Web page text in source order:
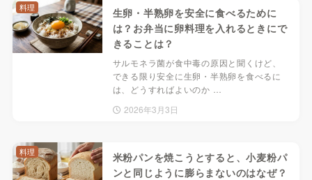
生卵・半熟卵を安全に食べるために
は？お弁当に卵料理を入れるときにで
きることは？
サルモネラ菌が食中毒の原因と聞くけど、
できる限り安全に生卵・半熟卵を食べるに
は、どうすればよいのか …
2026年3月3日
料理
米粉パンを焼こうとすると、小麦粉パ
ンと同じように膨らまないのはなぜ？
料理